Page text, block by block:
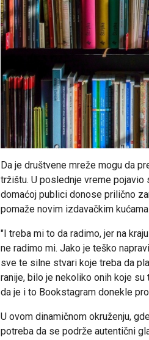
Da je društvene mreže mogu da
tržištu. U poslednje vreme pojavio
domaćoj publici donose prilično
pomaže novim izdavačkim
"I treba mi to da radimo, jer na
ne radimo mi. Jako je teško
sve te silne stvari koje treba da
ranije, bilo je nekoliko onih koje
da je i to Bookstagram donekle
U ovom dinamičnom okruženju,
potreba da se podrže autentični